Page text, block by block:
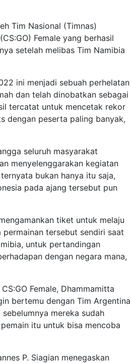
Tim Nasional (Timnas)
Female yang berhasil
setelah melibas Tim Namibia
ini menjadi sebuah perhelatan
dan telah dinobatkan sebagai
tercatat untuk mencetak rekor
dengan peserta paling banyak,
seluruh masyarakat
menyelenggarakan kegiatan
bukan hanya itu saja,
pada ajang tersebut pun
tiket untuk melaju
tersebut sendiri saat
untuk pertandingan
dengan negara mana,
Female, Dhammamitta
bertemu dengan Tim Argentina
mereka sudah
itu untuk bisa mencoba
P. Siagian menegaskan